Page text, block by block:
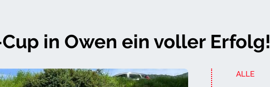
in Owen ein voller Erfolg!
ALLE